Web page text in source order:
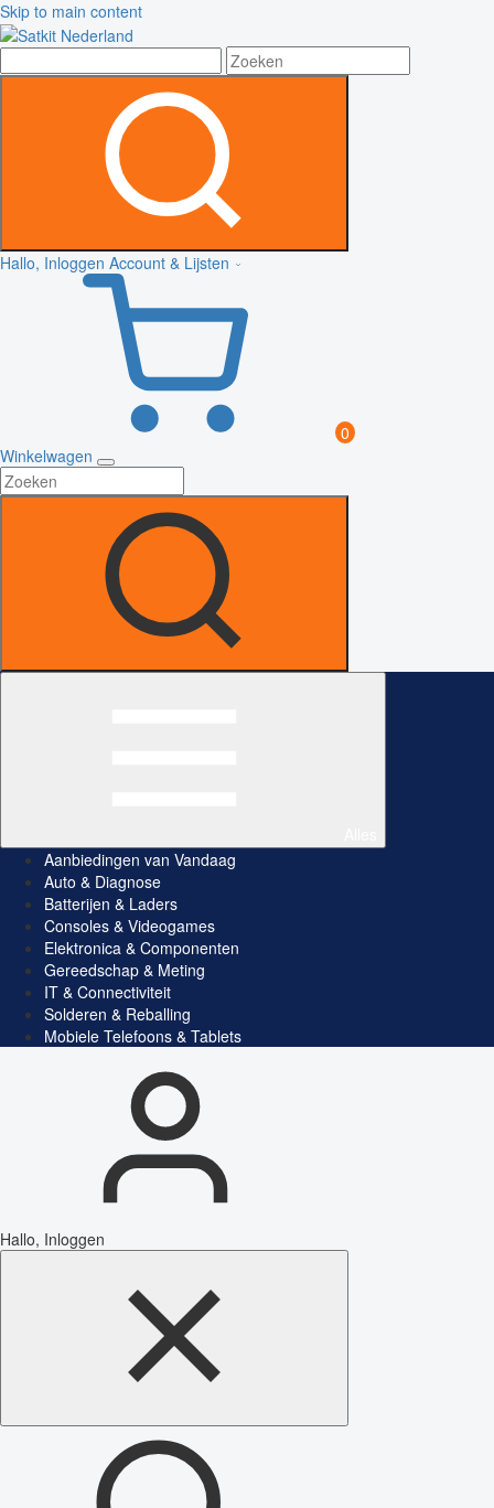
Skip to main content
Hallo, Inloggen Account & Lijsten
0
Winkelwagen
Aanbiedingen van Vandaag
Auto & Diagnose
Batterijen & Laders
Consoles & Videogames
Elektronica & Componenten
Gereedschap & Meting
IT & Connectiviteit
Solderen & Reballing
Mobiele Telefoons & Tablets
Hallo, Inloggen